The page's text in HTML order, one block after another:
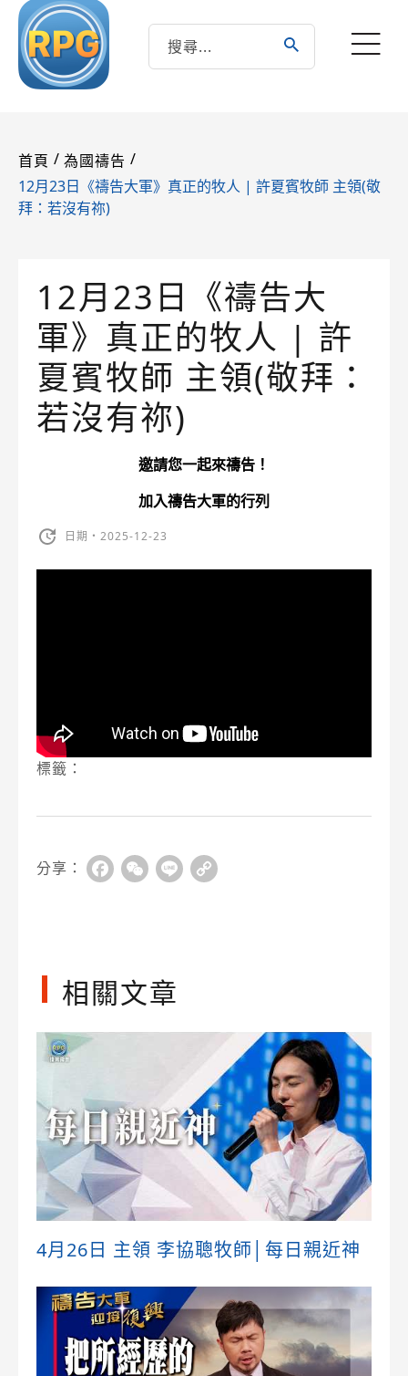
首頁 / 為國禱告 /
12月23日《禱告大軍》真正的牧人 | 許夏賓牧師 主領(敬
拜：若沒有祢)
12月23日《禱告大
軍》真正的牧人 | 許
夏賓牧師 主領(敬拜：
若沒有祢)
邀請您一起來禱告！
加入禱告大軍的行列
日期・2025-12-23
標籤：
分享： FacebookWeChat
Line
相關文章
4月26日 主領 李協聰牧師│每日親近神